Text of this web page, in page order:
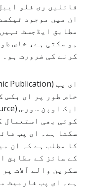
ان میں موجود
مطابق ایڈجسٹ
ہو سکتی ہے، خاص
کرنے کی ضرورت ہو۔
خاص طور پر ای بکس
کوئی بھی استعمال
سکتا ہے۔ ای پب
کا مطلب ہے کہ ان
کے سائز کے مطابق
سکرین والے آلات
ہے۔ ای پب فارمیٹ